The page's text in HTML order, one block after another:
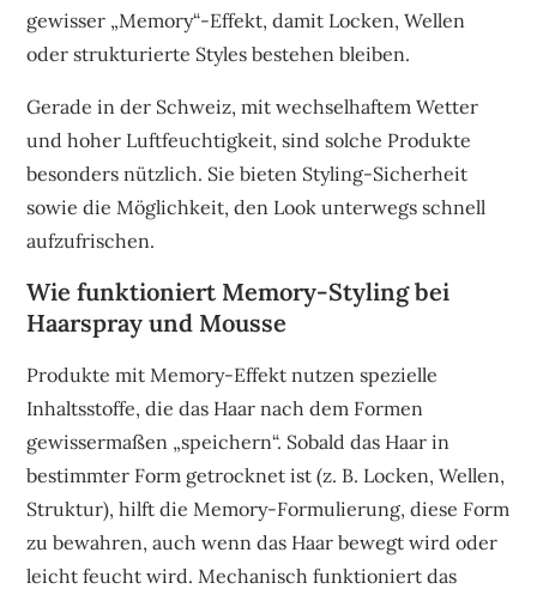
gewisser „Memory“-Effekt, damit Locken, Wellen
oder strukturierte Styles bestehen bleiben.
Gerade in der Schweiz, mit wechselhaftem Wetter
und hoher Luftfeuchtigkeit, sind solche Produkte
besonders nützlich. Sie bieten Styling-Sicherheit
sowie die Möglichkeit, den Look unterwegs schnell
aufzufrischen.
Wie funktioniert Memory-Styling bei
Haarspray und Mousse
Produkte mit Memory-Effekt nutzen spezielle
Inhaltsstoffe, die das Haar nach dem Formen
gewissermaßen „speichern“. Sobald das Haar in
bestimmter Form getrocknet ist (z. B. Locken, Wellen,
Struktur), hilft die Memory-Formulierung, diese Form
zu bewahren, auch wenn das Haar bewegt wird oder
leicht feucht wird. Mechanisch funktioniert das